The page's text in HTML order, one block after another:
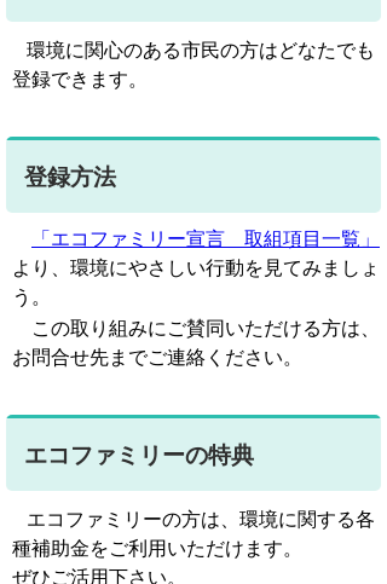
環境に関心のある市民の方はどなたでも
登録できます。
登録方法
「エコファミリー宣言＿取組項目一覧」
より、環境にやさしい行動を見てみましょ
う。
この取り組みにご賛同いただける方は、
お問合せ先までご連絡ください。
エコファミリーの特典
エコファミリーの方は、環境に関する各
種補助金をご利用いただけます。
ぜひご活用下さい。